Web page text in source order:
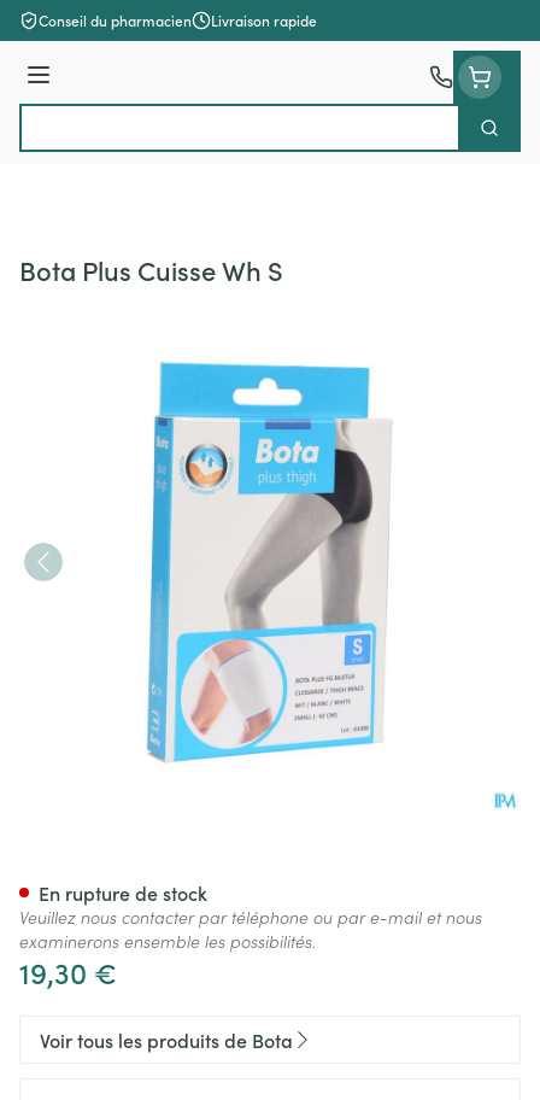
Aller au contenu
Conseil du pharmacien Livraison rapide
Menu
Bota Plus Cuisse Wh S
19,30 €
En rupture de stock
Veuillez nous contacter par téléphone ou par e-mail et nous
examinerons ensemble les possibilités.
Voir tous les produits de Bota